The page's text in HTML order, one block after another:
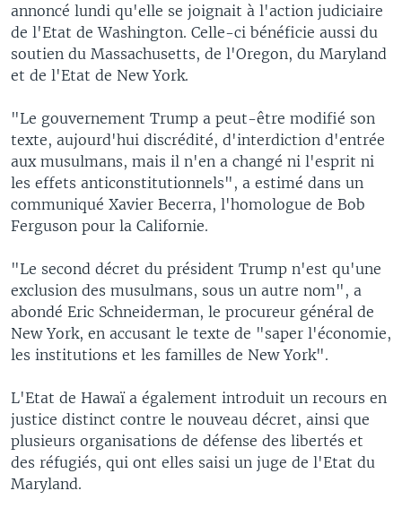
annoncé lundi qu'elle se joignait à l'action judiciaire
de l'Etat de Washington. Celle-ci bénéficie aussi du
soutien du Massachusetts, de l'Oregon, du Maryland
et de l'Etat de New York.
"Le gouvernement Trump a peut-être modifié son
texte, aujourd'hui discrédité, d'interdiction d'entrée
aux musulmans, mais il n'en a changé ni l'esprit ni
les effets anticonstitutionnels", a estimé dans un
communiqué Xavier Becerra, l'homologue de Bob
Ferguson pour la Californie.
"Le second décret du président Trump n'est qu'une
exclusion des musulmans, sous un autre nom", a
abondé Eric Schneiderman, le procureur général de
New York, en accusant le texte de "saper l'économie,
les institutions et les familles de New York".
L'Etat de Hawaï a également introduit un recours en
justice distinct contre le nouveau décret, ainsi que
plusieurs organisations de défense des libertés et
des réfugiés, qui ont elles saisi un juge de l'Etat du
Maryland.